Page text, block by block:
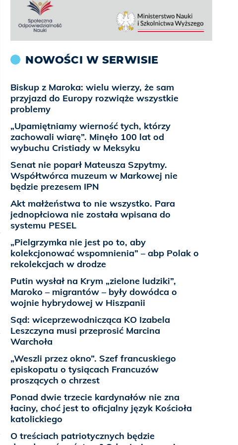
NOWOŚCI W SERWISIE
Biskup z Maroka: wielu wierzy, że sam
przyjazd do Europy rozwiąże wszystkie
problemy
„Upamiętniamy wierność tych, którzy
zachowali wiarę”. Minęło 100 lat od
wybuchu Cristiady w Meksyku
Senat nie poparł Mateusza Szpytmy.
Współtwórca muzeum w Markowej nie
będzie prezesem IPN
Akt małżeństwa to nie wszystko. Para
jednopłciowa nie została wpisana do
systemu PESEL
„Pielgrzymka nie jest po to, aby
kolekcjonować wspomnienia” – abp Polak o
rekolekcjach w drodze
Putin wysłał na Krym „zielone ludziki”,
Maroko – migrantów – były dowódca o
wojnie hybrydowej w Hiszpanii
Sąd: wiceprzewodnicząca KO Izabela
Leszczyna musi przeprosić Marcina
Warchoła
„Weszli przez okno”. Szef francuskiego
episkopatu o tysiącach Francuzów
proszących o chrzest
Ponad dwie trzecie kardynałów nie zna
łaciny, choć jest to oficjalny język Kościoła
katolickiego
O treściach patriotycznych będzie